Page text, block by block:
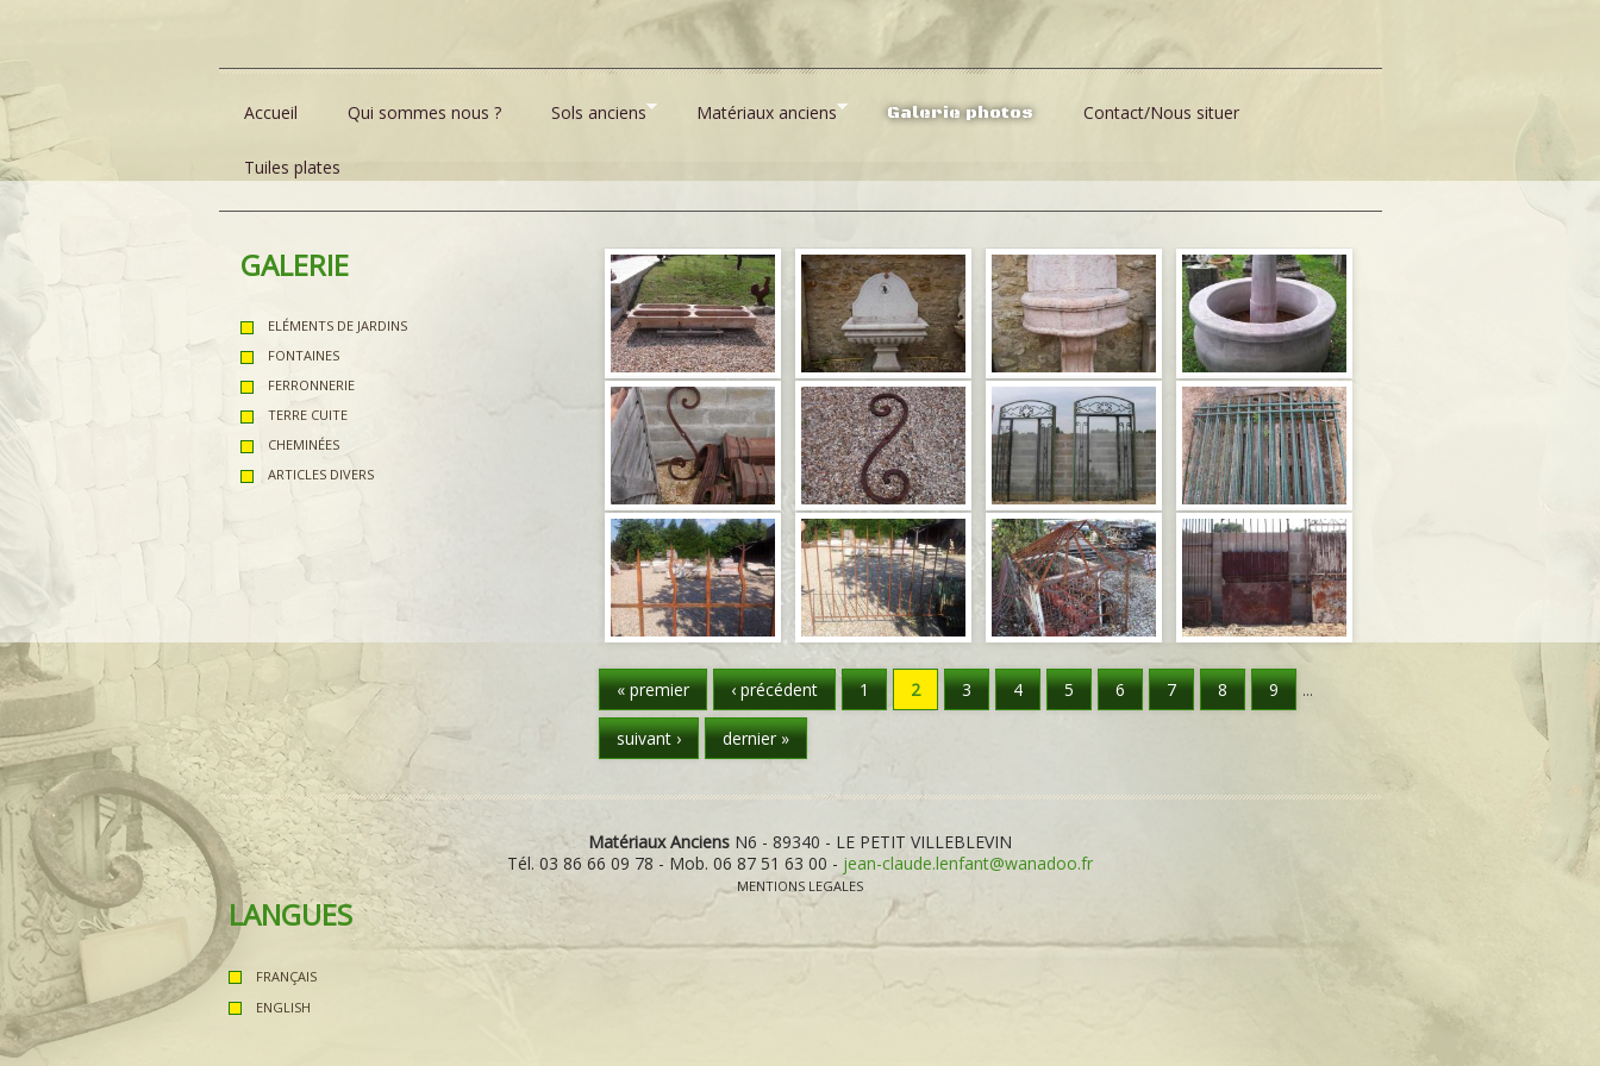
Accueil Qui sommes nous ? Sols anciens Matériaux anciens Galerie photos Contact/Nous situer
Tuiles plates
GALERIE
ELÉMENTS DE JARDINS
FONTAINES
FERRONNERIE
TERRE CUITE
CHEMINÉES
ARTICLES DIVERS
PAGES
« premier ‹ précédent 1 2 3 4 5 6 7 8 9 …
suivant › dernier »
Matériaux Anciens N6 - 89340 - LE PETIT VILLEBLEVIN
Tél. 03 86 66 09 78 - Mob. 06 87 51 63 00 - jean-claude.lenfant@wanadoo.fr
MENTIONS LEGALES
LANGUES
FRANÇAIS
ENGLISH